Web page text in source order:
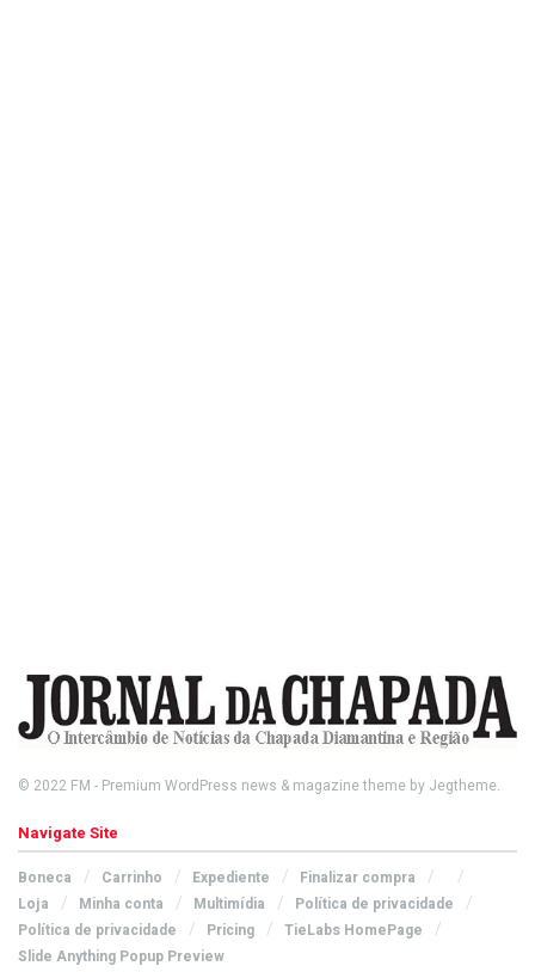
© 2022 FM - Premium WordPress news & magazine theme by Jegtheme.
Navigate Site
Boneca Carrinho Expediente
Finalizar compra
Loja
Minha conta Multimídia
Política de privacidade
Política de privacidade
Pricing
TieLabs HomePage
Slide Anything Popup Preview